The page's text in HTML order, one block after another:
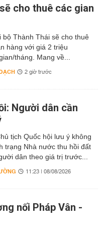
cho thuê các gian
bộ Thành Thái sẽ cho thuê
hàng với giá 2 triệu
tháng. Mang về...
2 giờ trước
Người dân cần
tịch Quốc hội lưu ý không
trạng Nhà nước thu hồi đất
dân theo giá trị trước...
11:23 | 08/08/2026
nối Pháp Vân -